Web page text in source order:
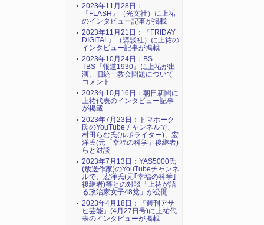
2023年11月28日：
『FLASH』（光文社）に上祐
のインタビュー記事が掲載
2023年11月21日：『FRIDAY
DIGITAL』（講談社）に上祐の
インタビュー記事が掲載
2023年10月24日：BS-
TBS『報道1930』に上祐が出
演、旧統一教会問題について
コメント
2023年10月16日：朝日新聞に
上祐代表のインタビュー記事
が掲載
2023年7月23日：トマホーク
氏のYouTubeチャンネルで、
村田らむ氏(ルポライター)、宏
洋氏(元「幸福の科学」後継者)
らと対談
2023年7月13日：YAS5000氏
(放送作家)のYouTubeチャンネ
ルで、宏洋氏(元｢幸福の科学｣
後継者)等との対談「上祐が語
る政治家女子48党」が公開
2023年4月18日：『週刊アサ
ヒ芸能』(4月27日号)に上祐代
表のインタビューが掲載